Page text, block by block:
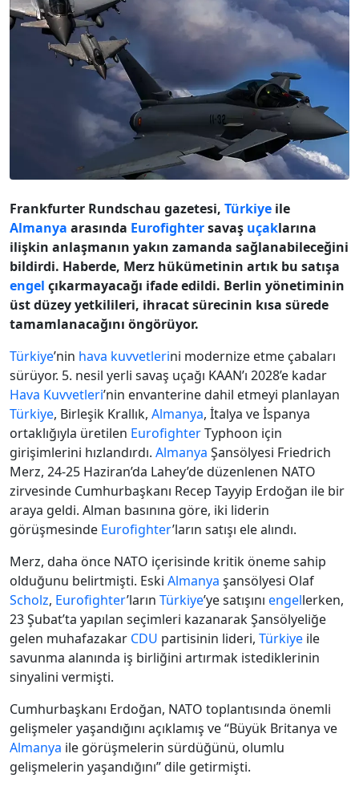
Frankfurter Rundschau gazetesi, Türkiye ile
Almanya arasında Eurofightersavaş uçaklarına
ilişkin anlaşmanın yakın zamanda sağlanabileceğini
bildirdi. Haberde, Merz hükümetinin artık bu satışa
engel çıkarmayacağı ifade edildi. Berlin yönetiminin
üst düzey yetkilileri, ihracat sürecinin kısa sürede
tamamlanacağını öngörüyor.
Türkiye’nin hava kuvvetlerini modernize etme çabaları
sürüyor. 5. nesil yerli savaş uçağı KAAN’ı 2028’e kadar
Hava Kuvvetleri’nin envanterine dahil etmeyi planlayan
Türkiye, Birleşik Krallık, Almanya, İtalya ve İspanya
ortaklığıyla üretilen EurofighterTyphoon için
girişimlerini hızlandırdı. Almanya Şansölyesi Friedrich
Merz, 24-25 Haziran’da Lahey’de düzenlenen NATO
zirvesinde Cumhurbaşkanı Recep Tayyip Erdoğan ile bir
araya geldi. Alman basınına göre, iki liderin
görüşmesinde Eurofighter’ların satışı ele alındı.
Merz, daha önce NATO içerisinde kritik öneme sahip
olduğunu belirtmişti. Eski Almanya şansölyesi Olaf
Scholz, Eurofighter’ların Türkiye’ye satışını engellerken,
23 Şubat’ta yapılan seçimleri kazanarak Şansölyeliğe
gelen muhafazakar CDU partisinin lideri, Türkiye ile
savunma alanında iş birliğini artırmak istediklerinin
sinyalini vermişti.
Cumhurbaşkanı Erdoğan, NATO toplantısında önemli
gelişmeler yaşandığını açıklamış ve “Büyük Britanya ve
Almanya ile görüşmelerin sürdüğünü, olumlu
gelişmelerin yaşandığını” dile getirmişti.